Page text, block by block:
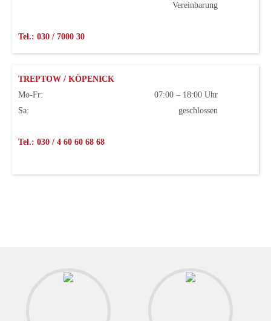
Vereinbarung
Tel.: 030 / 7000 30
TREPTOW / KÖPENICK
Mo-Fr:
07:00 – 18:00 Uhr
Sa:
geschlossen
Tel.: 030 / 4 60 60 68 68